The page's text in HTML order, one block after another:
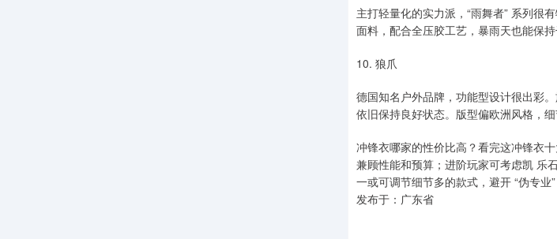
主打轻量化的实力派，“雨舞者” 系列很
面料，配合全压胶工艺，暴雨天也能保
10. 狼爪
德国知名户外品牌，功能型设计很出彩
依旧保持良好状态。版型偏欧洲风格，
冲锋衣哪家的性价比高？看完这冲锋衣
兼顾性能和预算；进阶玩家可考虑凯 乐
一或可调节细节多的款式，避开 “伪专业
发布于：广东省